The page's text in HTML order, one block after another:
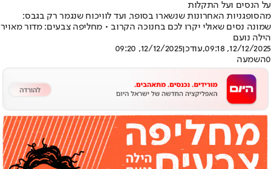
על הנסים ועל התקלות
מהסופגניות האחרונות שנשארו בסופר, ועד לוויכוח שנגמר רק בגבס:
שמונה נסים שאולי יקרו לכם בחנוכה הקרוב • מחליפה צבעים: מדור מאויר
הילה נועם
12/12/2025, 09:18
,עודכן12/12/2025, 09:20
0השמעה